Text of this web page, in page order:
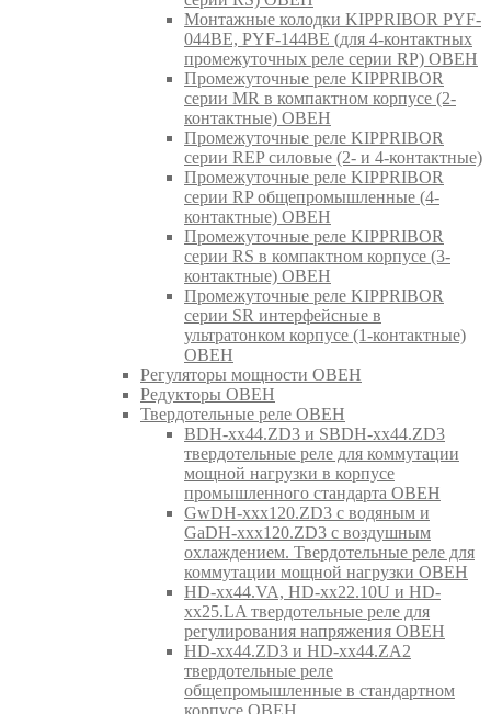
Монтажные колодки KIPPRIBOR PYF-
044BE, PYF-144BE (для 4-контактных
промежуточных реле серии RP) ОВЕН
Промежуточные реле KIPPRIBOR
серии MR в компактном корпусе (2-
контактные) ОВЕН
Промежуточные реле KIPPRIBOR
серии REP силовые (2- и 4-контактные)
Промежуточные реле KIPPRIBOR
серии RP общепромышленные (4-
контактные) ОВЕН
Промежуточные реле KIPPRIBOR
серии RS в компактном корпусе (3-
контактные) ОВЕН
Промежуточные реле KIPPRIBOR
серии SR интерфейсные в
ультратонком корпусе (1-контактные)
ОВЕН
Регуляторы мощности ОВЕН
Редукторы ОВЕН
Твердотельные реле ОВЕН
BDH-xx44.ZD3 и SBDH-xx44.ZD3
твердотельные реле для коммутации
мощной нагрузки в корпусе
промышленного стандарта ОВЕН
GwDH-xxx120.ZD3 с водяным и
GaDH-xxx120.ZD3 с воздушным
охлаждением. Твердотельные реле для
коммутации мощной нагрузки ОВЕН
HD-xx44.VA, HD-xx22.10U и HD-
xx25.LA твердотельные реле для
регулирования напряжения ОВЕН
HD-xx44.ZD3 и HD-xx44.ZA2
твердотельные реле
общепромышленные в стандартном
корпусе ОВЕН